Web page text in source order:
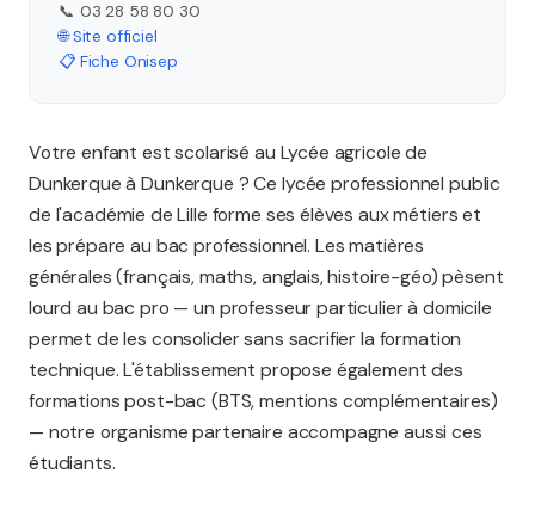
📞 03 28 58 80 30
🌐 Site officiel
📋 Fiche Onisep
Votre enfant est scolarisé au Lycée agricole de
Dunkerque à Dunkerque ? Ce lycée professionnel public
de l'académie de Lille forme ses élèves aux métiers et
les prépare au bac professionnel. Les matières
générales (français, maths, anglais, histoire-géo) pèsent
lourd au bac pro — un professeur particulier à domicile
permet de les consolider sans sacrifier la formation
technique. L'établissement propose également des
formations post-bac (BTS, mentions complémentaires)
— notre organisme partenaire accompagne aussi ces
étudiants.